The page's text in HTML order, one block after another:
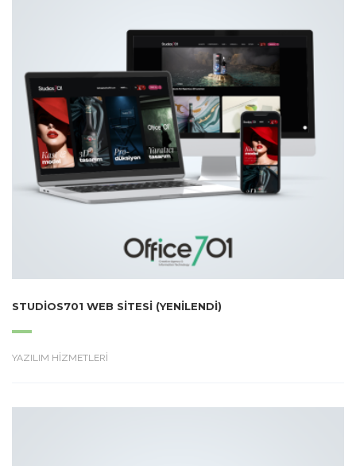
STUDIOS701 WEB SITESI (YENILENDI)
YAZILIM HİZMETLERİ